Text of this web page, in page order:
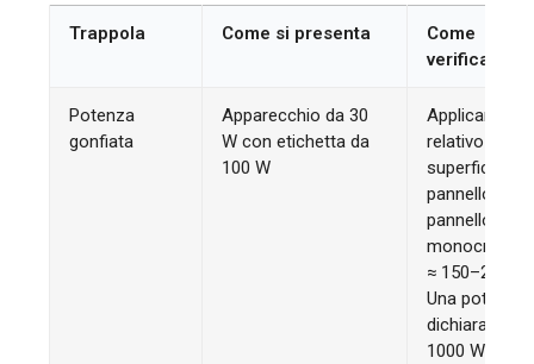
Trappola Come si presenta
Come
verificare
Potenza
gonfiata
Apparecchio da 30
W con etichetta da
100 W
Applicare il
relativo alla
superficie del
pannello: 1
pannello
≈ 150–230 W.
Una potenza
dichiarata di
1000 W per